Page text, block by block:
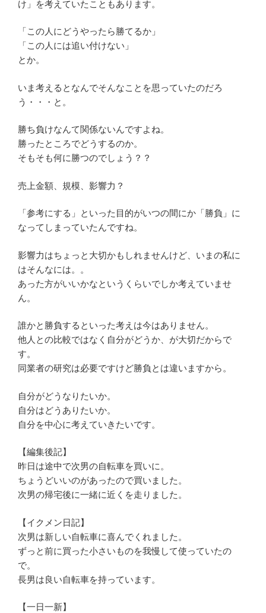
け」を考えていたこともあります。
「この人にどうやったら勝てるか」
「この人には追い付けない」
とか。
いま考えるとなんでそんなことを思っていたのだろ
う・・・と。
勝ち負けなんて関係ないんですよね。
勝ったところでどうするのか。
そもそも何に勝つのでしょう？？
売上金額、規模、影響力？
「参考にする」といった目的がいつの間にか「勝負」に
なってしまっていたんですね。
影響力はちょっと大切かもしれませんけど、いまの私に
はそんなには。。
あった方がいいかなというくらいでしか考えていませ
ん。
誰かと勝負するといった考えは今はありません。
他人との比較ではなく自分がどうか、が大切だからで
す。
同業者の研究は必要ですけど勝負とは違いますから。
自分がどうなりたいか。
自分はどうありたいか。
自分を中心に考えていきたいです。
【編集後記】
昨日は途中で次男の自転車を買いに。
ちょうどいいのがあったので買いました。
次男の帰宅後に一緒に近くを走りました。
【イクメン日記】
次男は新しい自転車に喜んでくれました。
ずっと前に買った小さいものを我慢して使っていたの
で。
長男は良い自転車を持っています。
【一日一新】